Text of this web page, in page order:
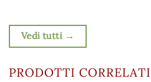
Vedi tutti →
PRODOTTI CORRELATI